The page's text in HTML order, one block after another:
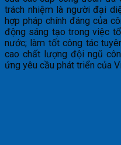
trách nhiệm là người đại
hợp pháp chính đáng của
động sáng tạo trong việc
nước; làm tốt công tác
cao chất lượng đội ngũ
ứng yêu cầu phát triển của